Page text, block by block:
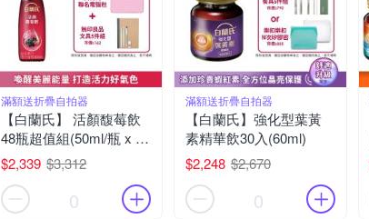
滿額送折疊自拍器
【白蘭氏】 活顏馥莓飲
48瓶超值組(50ml/瓶 x 6
瓶 x 8盒)(24H)
$2,339 $3,312
0
滿額送折疊自拍器
【白蘭氏】強化型葉黃
素精華飲30入(60ml)
$2,248 $2,670
0